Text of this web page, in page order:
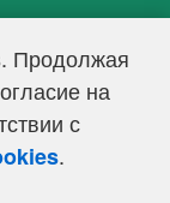
Продолжая
на
с
.
выдано